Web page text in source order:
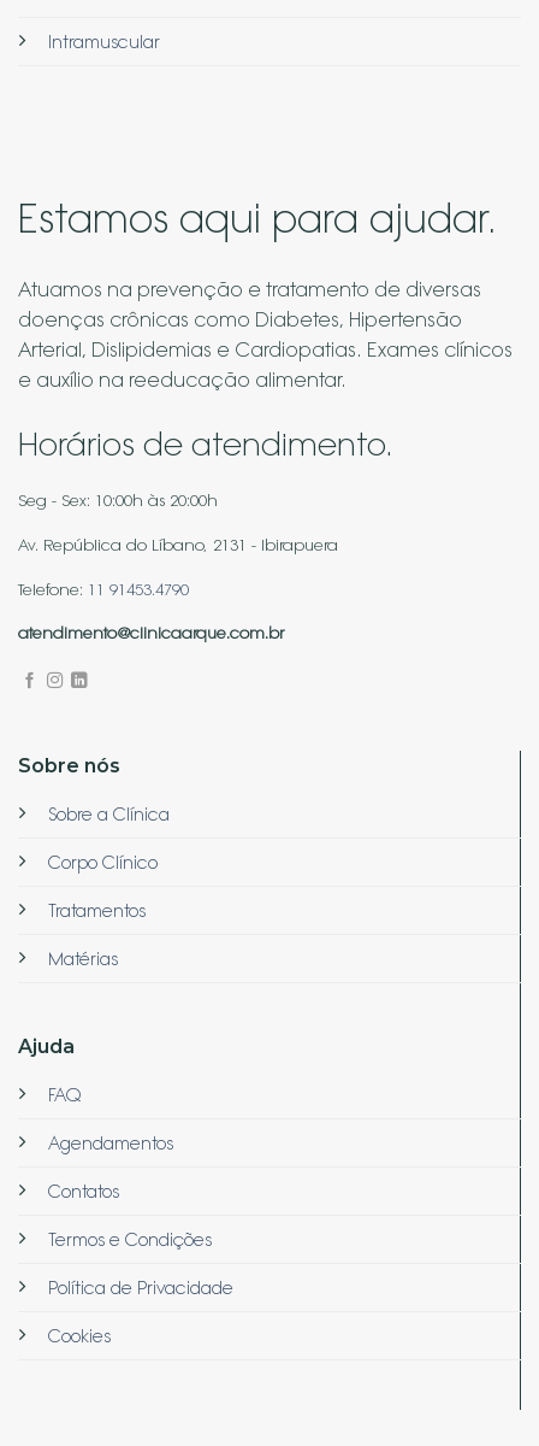
Intramuscular
Sobre nós
Sobre a Clínica
Corpo Clínico
Tratamentos
Matérias
Ajuda
FAQ
Agendamentos
Contatos
Termos e Condições
Política de Privacidade
Cookies
Estamos aqui para ajudar.
Atuamos na prevenção e tratamento de diversas
doenças crônicas como Diabetes, Hipertensão
Arterial, Dislipidemias e Cardiopatias. Exames clínicos
e auxílio na reeducação alimentar.
Horários de atendimento.
Seg - Sex: 10:00h às 20:00h
Av. República do Líbano, 2131 - Ibirapuera
Telefone: 11 91453.4790
atendimento@clinicaarque.com.br